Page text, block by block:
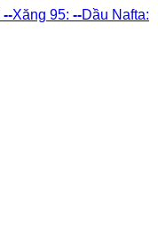
--Xăng 95: --Dầu Nafta: